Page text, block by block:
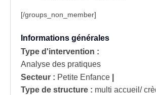
[/groups_non_member]
Informations générales
Type d'intervention :
Analyse des pratiques
Secteur : Petite Enfance
Type de structure : multi accueil/